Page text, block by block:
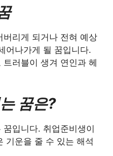
리게 되거나 전혀 예상
어나가게 될 꿈입니다.
러블이 생겨 연인과 헤
꿈은?
입니다. 취업준비생이
기운을 줄 수 있는 해석